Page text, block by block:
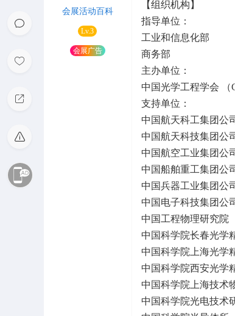
会展活动百科
Lv.3
会展广告
【组织机构】
指导单位：
工业和信息化部
商务部
主办单位：
中国光学工程学会 （
支持单位：
中国航天科工集团公
中国航天科技集团公
中国航空工业集团公
中国船舶重工集团公
中国兵器工业集团公
中国电子科技集团公
中国工程物理研究院
中国科学院长春光学
中国科学院上海光学
中国科学院西安光学
中国科学院上海技术
中国科学院光电技术